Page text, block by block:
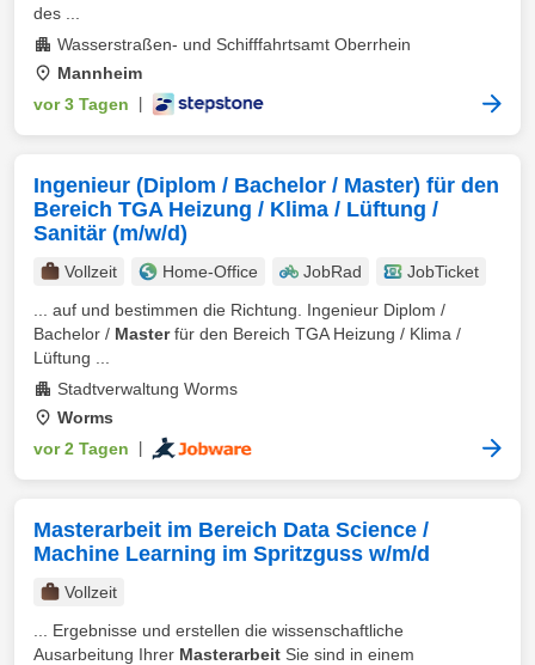
des ...
Wasserstraßen- und Schifffahrtsamt Oberrhein
Mannheim
vor 3 Tagen
Ingenieur (Diplom / Bachelor / Master) für den
Bereich TGA Heizung / Klima / Lüftung /
Sanitär (m/w/d)
Vollzeit Home-Office JobRad
JobTicket
... auf und bestimmen die Richtung. Ingenieur Diplom /
Bachelor / Masterfür den Bereich TGA Heizung / Klima /
Lüftung ...
Stadtverwaltung Worms
Worms
vor 2 Tagen
Masterarbeit im Bereich Data Science /
Machine Learning im Spritzguss w/m/d
Vollzeit
... Ergebnisse und erstellen die wissenschaftliche
Ausarbeitung Ihrer Masterarbeit Sie sind in einem